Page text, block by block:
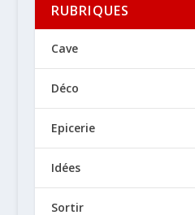
RUBRIQUES
Cave
Déco
Epicerie
Idées
Sortir